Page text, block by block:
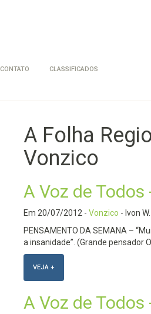
CONTATO CLASSIFICADOS
A Folha
Vonzico
A Voz de Todos
Em 20/07/2012- Vonzico - Ivon
PENSAMENTO DA SEMANA –
a insanidade”. (Grande pensador
VEJA +
A Voz de